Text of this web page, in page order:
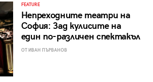
FEATURE
Непреходните театри на
София: Зад кулисите на
един по-различен спектакъл
ОТ ИВАН ПЪРВАНОВ